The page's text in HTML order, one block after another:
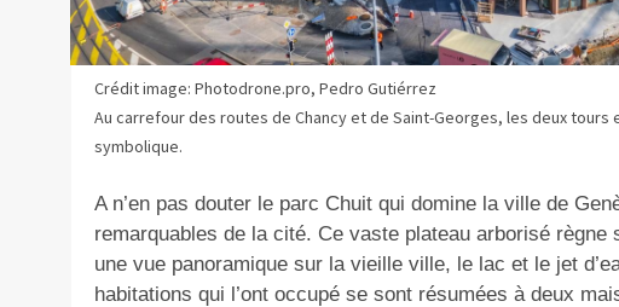
Crédit image: Photodrone.pro, Pedro Gutiérrez
Au carrefour des routes de Chancy et de Saint-Georges, les deux tours
symbolique.
A n’en pas douter le parc Chuit qui domine la ville de
remarquables de la cité. Ce vaste plateau arborisé
une vue panoramique sur la vieille ville, le lac et le jet
habitations qui l’ont occupé se sont résumées à deux